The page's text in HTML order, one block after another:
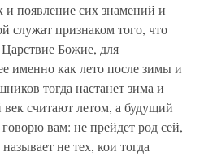
и появление сих знамений и
служат признаком того, что
Царствие Божие, для
именно как лето после зимы и
тогда настанет зима и
считают летом, а будущий
вам: не прейдет род сей,
не тех, кои тогда